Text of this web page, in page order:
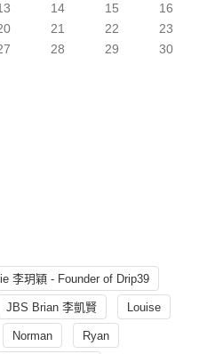
14 15
16
21 22
23
28 29
30
李玥穎 - Founder of Drip39
JBS Brian 李凱賢 Louise
Norman Ryan